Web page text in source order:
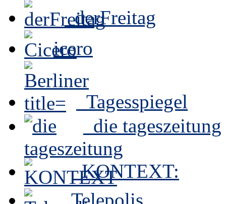
derFreitag
icero
Tagesspiegel
die tageszeitung
KONTEXT: